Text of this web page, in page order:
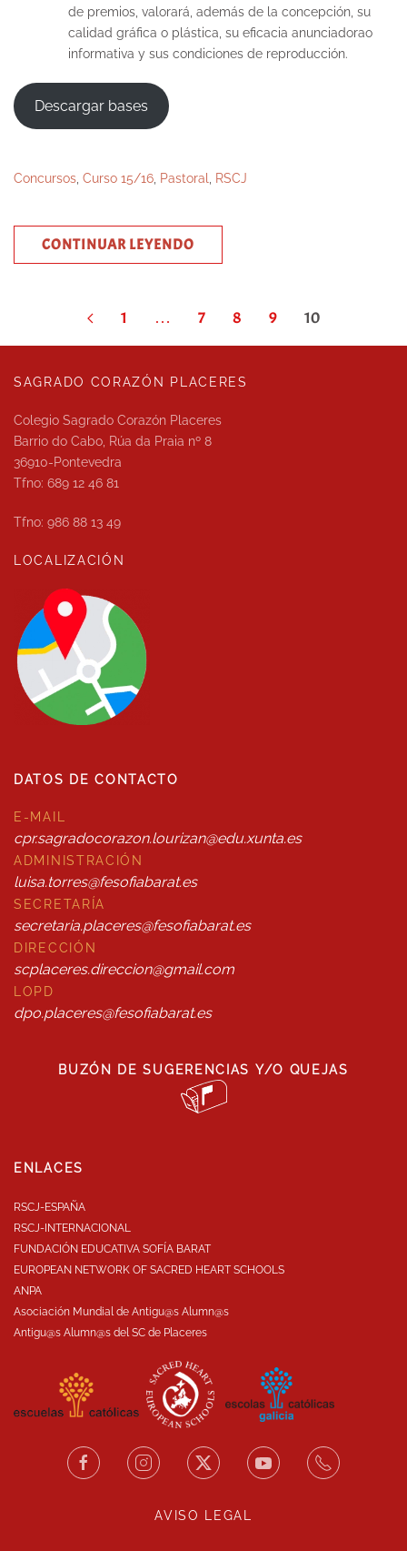
de premios, valorará, además de la concepción, su
calidad gráfica o plástica, su eficacia anunciadorao
informativa y sus condiciones de reproducción.
Descargar bases
Concursos Curso 15/16 Pastoral RSCJ
CONTINUAR LEYENDO
1 … 7 8 9 10
SAGRADO CORAZÓN PLACERES
Colegio Sagrado Corazón Placeres
Barrio do Cabo, Rúa da Praia nº 8
36910-Pontevedra
Tfno: 689 12 46 81
Tfno: 986 88 13 49
LOCALIZACIÓN
DATOS DE CONTACTO
E-MAIL
cpr.sagradocorazon.lourizan@edu.xunta.es
ADMINISTRACIÓN
luisa.torres@fesofiabarat.es
SECRETARÍA
secretaria.placeres@fesofiabarat.es
DIRECCIÓN
scplaceres.direccion@gmail.com
LOPD
dpo.placeres@fesofiabarat.es
BUZÓN DE SUGERENCIAS Y/O QUEJAS
ENLACES
RSCJ-ESPAÑA
RSCJ-INTERNACIONAL
FUNDACIÓN EDUCATIVA SOFÍA BARAT
EUROPEAN NETWORK OF SACRED HEART SCHOOLS
ANPA
Asociación Mundial de Antigu@s Alumn@s
Antigu@s Alumn@s del SC de Placeres
AVISO LEGAL